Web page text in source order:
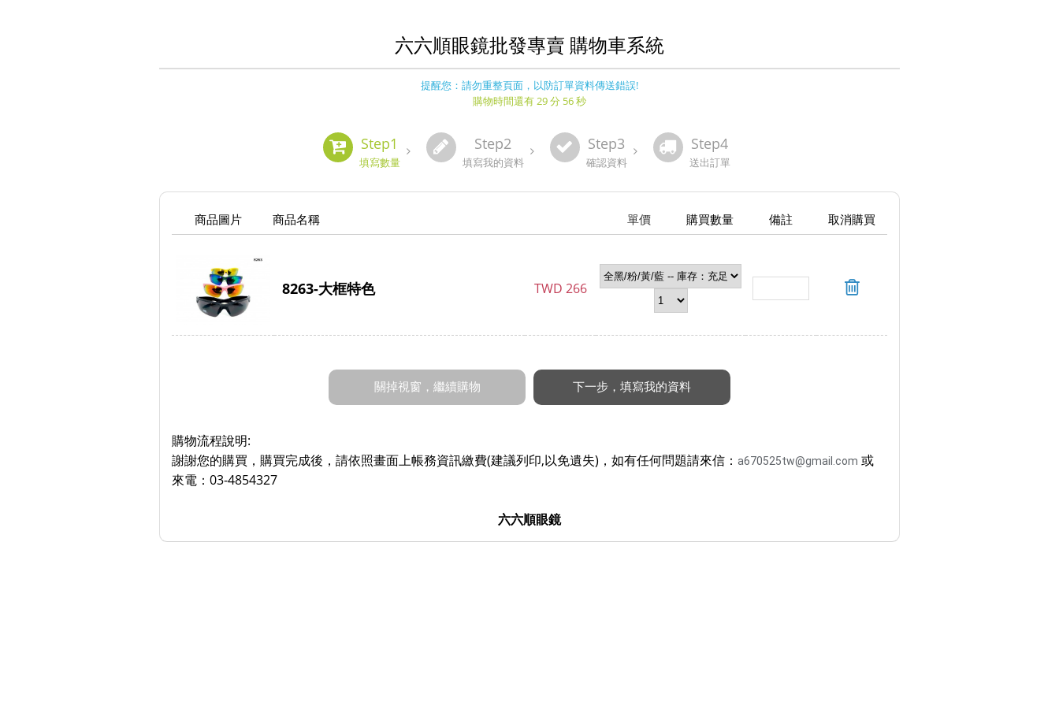
六六順眼鏡批發專賣 購物車系統
提醒您：請勿重整頁面，以防訂單資料傳送錯誤!
購物時間還有 29 分 56 秒
Step1
填寫數量
Step2
填寫我的資料
Step3
確認資料
Step4
送出訂單
商品圖片 商品名稱 單價 購買數量 備註 取消購買
8263-大框特色 TWD 266
購物流程說明:
謝謝您的購買，購買完成後，請依照畫面上帳務資訊繳費(建議列印,以免遺失)，如有任何問題請來信： a670525tw@gmail.com 或
來電：03-4854327
六六順眼鏡